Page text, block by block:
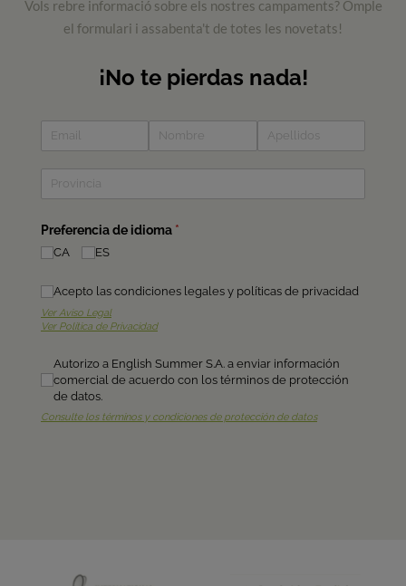
Vols rebre informació sobre els nostres campaments? Omple
el formulari i assabenta't de totes les novetats!